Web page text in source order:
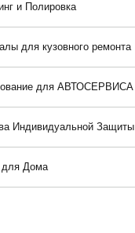
и Полировка
для кузовного ремонта
для АВТОСЕРВИСА
Индивидуальной Защиты
для Дома